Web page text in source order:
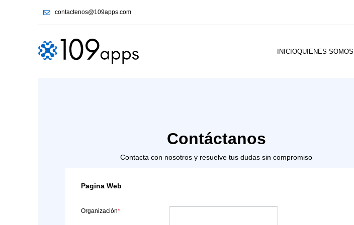
contactenos@109apps.com
INICIOQUIENES SOMOS
Contáctanos
Contacta con nosotros y resuelve tus dudas sin compromiso
Pagina Web
Organización*